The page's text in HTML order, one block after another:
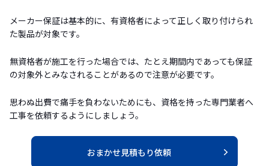
メーカー保証は基本的に、有資格者によって正しく取り付けられ
た製品が対象です。
無資格者が施工を行った場合では、たとえ期間内であっても保証
の対象外とみなされることがあるので注意が必要です。
思わぬ出費で痛手を負わないためにも、資格を持った専門業者へ
工事を依頼するようにしましょう。
おまかせ見積もり依頼